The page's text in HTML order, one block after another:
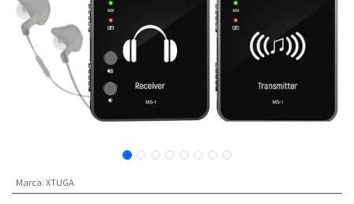
Marca: XTUGA